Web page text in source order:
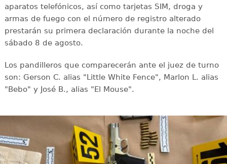
aparatos telefónicos, así como tarjetas SIM, droga y
armas de fuego con el número de registro alterado
prestarán su primera declaración durante la noche del
sábado 8 de agosto.
Los pandilleros que comparecerán ante el juez de turno
son: Gerson C. alias "Little White Fence", Marlon L. alias
"Bebo" y José B., alias "El Mouse".